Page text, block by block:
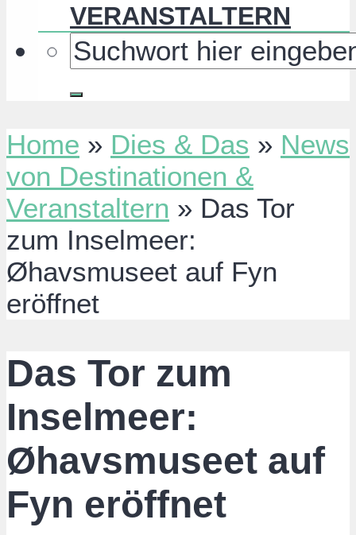
VERANSTALTERN
Home » Dies & Das » News
von Destinationen &
Veranstaltern » Das Tor
zum Inselmeer:
Øhavsmuseet auf Fyn
eröffnet
Das Tor zum
Inselmeer:
Øhavsmuseet auf
Fyn eröffnet